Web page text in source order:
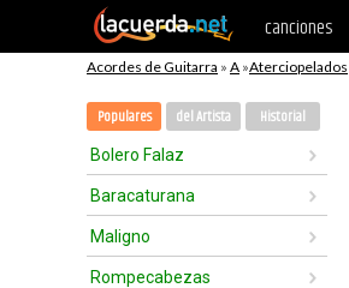
canciones
Acordes de Guitarra » A »Aterciopelados
Populares del Artista Historial
Bolero Falaz
Baracaturana
Maligno
Rompecabezas